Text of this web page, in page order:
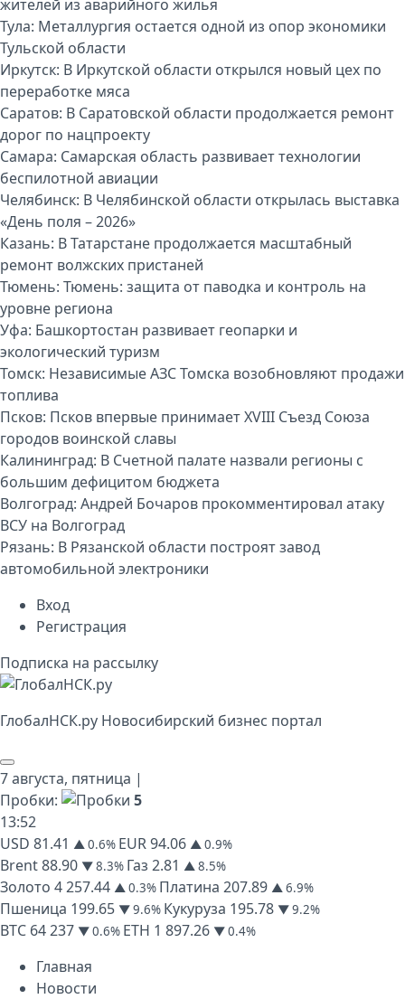
жителей из аварийного жилья
Тула: Металлургия остается одной из опор экономики
Тульской области
Иркутск: В Иркутской области открылся новый цех по
переработке мяса
Саратов: В Саратовской области продолжается ремонт
дорог по нацпроекту
Самара: Самарская область развивает технологии
беспилотной авиации
Челябинск: В Челябинской области открылась выставка
«День поля – 2026»
Казань: В Татарстане продолжается масштабный
ремонт волжских пристаней
Тюмень: Тюмень: защита от паводка и контроль на
уровне региона
Уфа: Башкортостан развивает геопарки и
экологический туризм
Томск: Независимые АЗС Томска возобновляют продажи
топлива
Псков: Псков впервые принимает XVIII Съезд Союза
городов воинской славы
Калининград: В Счетной палате назвали регионы с
большим дефицитом бюджета
Волгоград: Андрей Бочаров прокомментировал атаку
ВСУ на Волгоград
Рязань: В Рязанской области построят завод
автомобильной электроники
Вход
Регистрация
Подписка на рассылку
ГлобалНСК.py Новосибирский бизнес портал
7 августа, пятница |
Пробки:
5
13:52
USD 81.41 ▲ 0.6% EUR94.06 ▲ 0.9%
Brent88.90 ▼ 8.3% Газ 2.81 ▲ 8.5%
Золото 4 257.44 ▲ 0.3% Платина 207.89 ▲ 6.9%
Пшеница 199.65 ▼ 9.6% Кукуруза 195.78 ▼ 9.2%
BTC 64 237 ▼ 0.6% ETH 1 897.26 ▼ 0.4%
Главная
Новости